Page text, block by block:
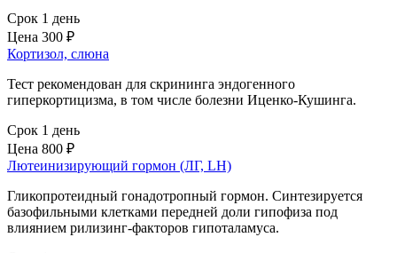
Срок 1 день
Цена 300 ₽
Кортизол, слюна
Тест рекомендован для скрининга эндогенного
гиперкортицизма, в том числе болезни Иценко-Кушинга.
Срок 1 день
Цена 800 ₽
Лютеинизирующий гормон (ЛГ, LH)
Гликопротеидный гонадотропный гормон. Синтезируется
базофильными клетками передней доли гипофиза под
влиянием рилизинг-факторов гипоталамуса.